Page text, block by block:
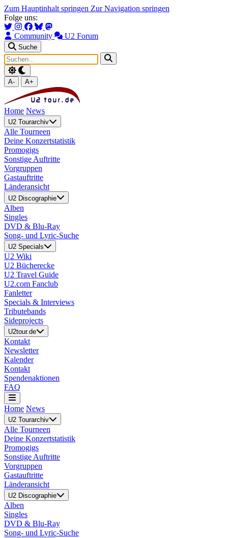
Zum Hauptinhalt springen Zur Navigation springen
Folge uns:
Community U2 Forum
Suche
A- A+
Home News
U2 Tourarchiv
Alle Tourneen
Deine Konzertstatistik
Promogigs
Sonstige Auftritte
Vorgruppen
Gastauftritte
Länderansicht
U2 Discographie
Alben
Singles
DVD & Blu-Ray
Song- und Lyric-Suche
U2 Specials
U2 Wiki
U2 Bücherecke
U2 Travel Guide
U2.com Fanclub
Fanletter
Specials & Interviews
Tributebands
Sideprojects
U2tour.de
Kontakt
Newsletter
Kalender
Kontakt
Spendenaktionen
FAQ
Home News
U2 Tourarchiv
Alle Tourneen
Deine Konzertstatistik
Promogigs
Sonstige Auftritte
Vorgruppen
Gastauftritte
Länderansicht
U2 Discographie
Alben
Singles
DVD & Blu-Ray
Song- und Lyric-Suche